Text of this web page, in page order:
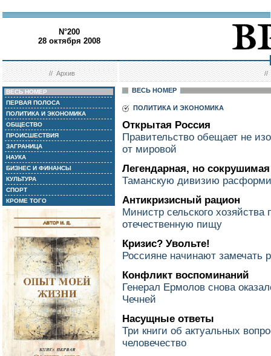
N°200
28 октября 2008
//Архив //
ВЕСЬ НОМЕР
ПЕРВАЯ ПОЛОСА
ПОЛИТИКА И ЭКОНОМИКА
ОБЩЕСТВО
ПРОИСШЕСТВИЯ
ЗАГРАНИЦА
НАУКА
БИЗНЕС И ФИНАНСЫ
КУЛЬТУРА
СПОРТ
КРОМЕ ТОГО
ВЕСЬ НОМЕР
ПОЛИТИКА И ЭКОНОМИКА
Открытая Россия
Правительство обещает не
от мировой
Легендарная, но сокрушимая
Таманскую дивизию
Антикризисный рацион
Министр сельского
отечественную пищу
Кризис? Увольте!
Россияне начинают замечать
Конфликт воспоминаний
Генерал Ермолов снова
Чечней
Насущные ответы
Три книги об актуальных
человечество